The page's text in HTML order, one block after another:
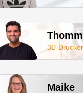
3D-Drucker
Maike